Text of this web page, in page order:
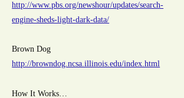
http://www.pbs.org/newshour/updates/search-
engine-sheds-light-dark-data/
Brown Dog
http://browndog.ncsa.illinois.edu/index.html
How It Works…